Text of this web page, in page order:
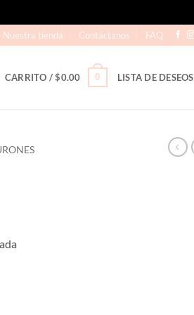
Nuestra tienda Contáctanos FAQ
CARRITO /$0.00 0 LISTA DE DESEOS